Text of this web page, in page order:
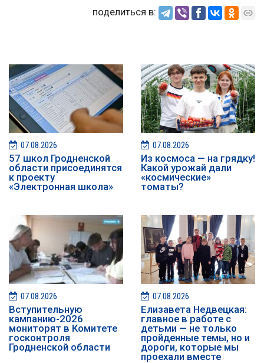
поделиться в:
07.08.2026
57 школ Гродненской
области присоединятся
к проекту
«Электронная школа»
07.08.2026
Из космоса — на грядку!
Какой урожай дали
«космические»
томаты?
07.08.2026
️️Вступительную
кампанию-2026
мониторят в Комитете
госконтроля
Гродненской области
07.08.2026
Елизавета Недвецкая:
главное в работе с
детьми — не только
пройденные темы, но и
дороги, которые мы
проехали вместе